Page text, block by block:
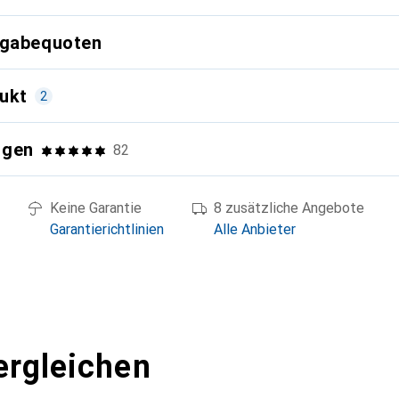
2
82
Keine Garantie
Garantierichtlinien
8 zusätzliche Angebote
Alle Anbieter